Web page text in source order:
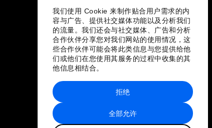
我们使用 Cookie 来制作贴合用户需求的内
容与广告、提供社交媒体功能以及分析我们
的流量。我们还会与社交媒体、广告和分析
合作伙伴分享您对我们网站的使用情况，这
些合作伙伴可能会将此类信息与您提供给他
们或他们在您使用其服务的过程中收集的其
他信息相结合。
全部允许
拒绝